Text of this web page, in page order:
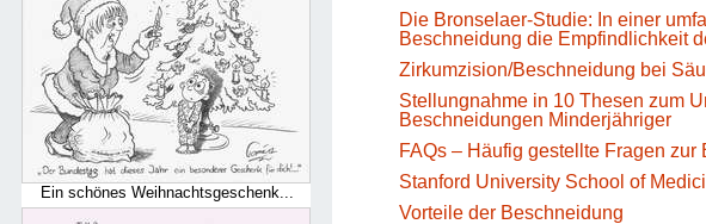
Ein schönes Weihnachtsgeschenk...
Die Bronselaer-Studie: In einer
Beschneidung die Empfindlichkeit
Zirkumzision/Beschneidung bei
Stellungnahme in 10 Thesen zum
Beschneidungen Minderjähriger
FAQs – Häufig gestellte Fragen zur
Stanford University School of
Vorteile der Beschneidung